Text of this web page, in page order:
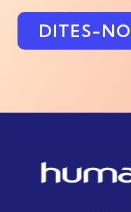
DITES-